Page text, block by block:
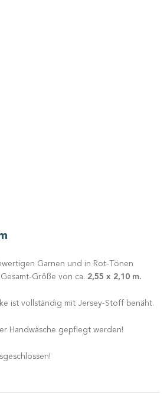
Garnen und in Rot-Tönen
Größe von ca. 2,55 x 2,10 m.
ist vollständig mit Jersey-Stoff benäht.
Handwäsche gepflegt werden!